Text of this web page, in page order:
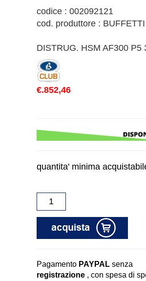
codice : 002092121
cod. produttore : BUFFETTI
DISTRUG. HSM AF300 P5
€.852,46
quantita' minima
Pagamento PAYPAL senza
registrazione , con spesa di